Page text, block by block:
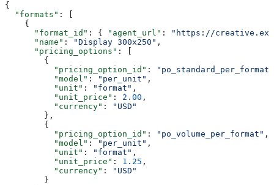
{
  "formats"
: [
    {
      "format_id"
: { "agent_url" :
"https://
      "name"
: "Display 300x250" ,
      "pricing_options"
: [
        {
          "pricing_option_id"
:
"po_standard_per_format"
          "model"
: "per_unit" ,
          "unit"
: "format" ,
          "unit_price"
: 2.00 ,
          "currency"
:
"USD"
        },
        {
          "pricing_option_id"
: "po_volume_per_format" ,
          "model"
: "per_unit" ,
          "unit"
: "format" ,
          "unit_price"
: 1.25 ,
          "currency"
:
"USD"
        }